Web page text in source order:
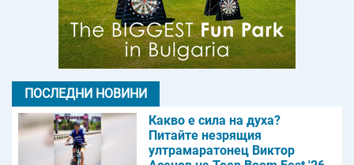
ПОСЛЕДНИ НОВИНИ
Какво е сила на духа?
Питайте незрящия
ултрамаратонец Виктор